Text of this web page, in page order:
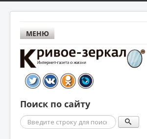
МЕНЮ
Поиск по сайту
Поиск